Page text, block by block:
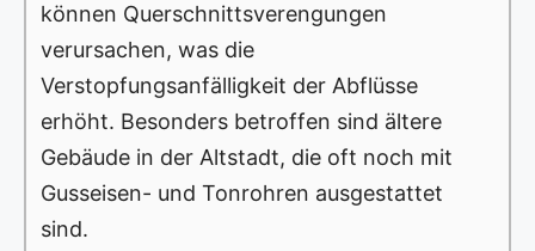
können Querschnittsverengungen
verursachen, was die
Verstopfungsanfälligkeit der Abflüsse
erhöht. Besonders betroffen sind ältere
Gebäude in der Altstadt, die oft noch mit
Gusseisen- und Tonrohren ausgestattet
sind.